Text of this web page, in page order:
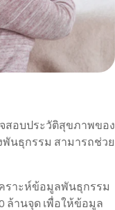
สอบประวัติสุขภาพของ
นธุกรรม สามารถช่วย
ราะห์ข้อมูลพันธุกรรม
ล้านจุด เพื่อให้ข้อมูล